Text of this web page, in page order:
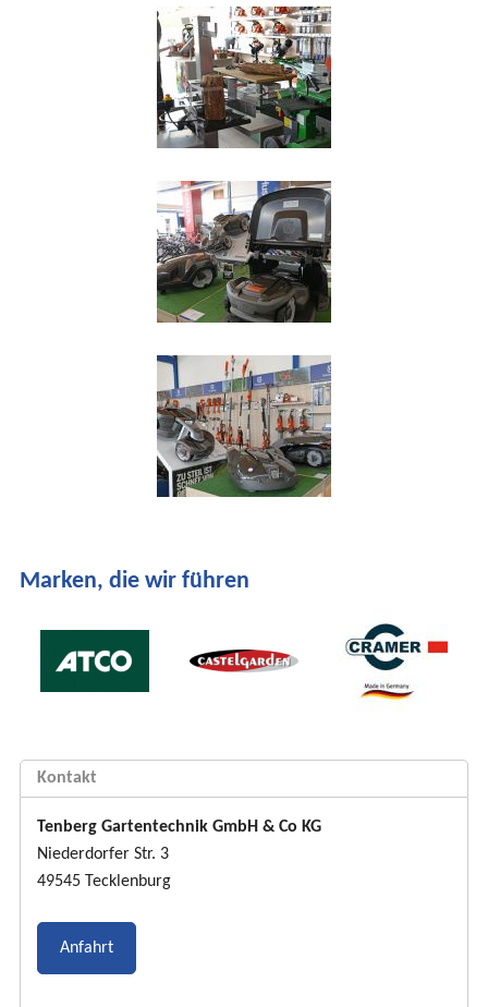
Marken, die wir führen
Kontakt
Tenberg Gartentechnik GmbH & Co KG
Niederdorfer Str. 3
49545 Tecklenburg
Anfahrt